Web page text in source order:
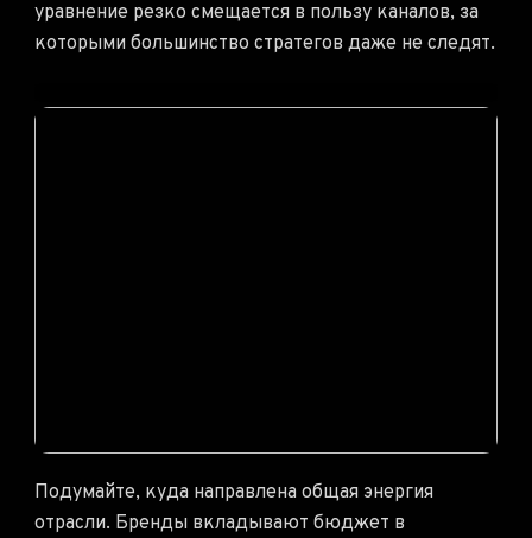
уравнение резко смещается в пользу каналов, за
которыми большинство стратегов даже не следят.
Подумайте, куда направлена общая энергия
отрасли. Бренды вкладывают бюджет в